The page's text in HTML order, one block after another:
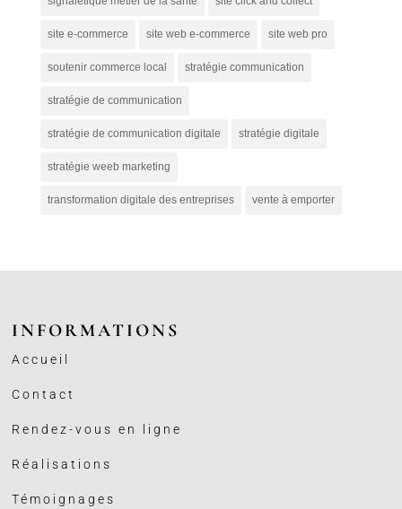
site e-commerce site web e-commerce site web pro
soutenir commerce local stratégie communication
stratégie de communication
stratégie de communication digitale stratégie digitale
stratégie weeb marketing
transformation digitale des entreprises vente à emporter
INFORMATIONS
Accueil
Contact
Rendez-vous en ligne
Réalisations
Témoignages